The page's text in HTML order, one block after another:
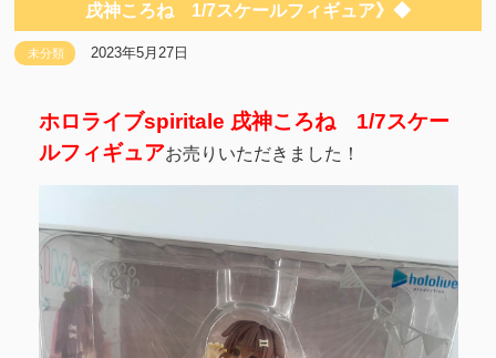
戌神ころね 1/7スケールフィギュア》◆
未分類 2023年5月27日
ホロライブspiritale 戌神ころね 1/7スケー
ルフィギュアお売りいただきました！